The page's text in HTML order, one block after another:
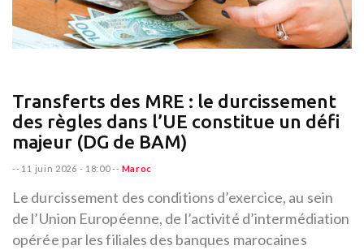
Transferts des MRE : le durcissement
des règles dans l’UE constitue un défi
majeur (DG de BAM)
-- 11 juin 2026 - 18:00-- Maroc
Le durcissement des conditions d’exercice, au sein
de l’Union Européenne, de l’activité d’intermédiation
opérée par les filiales des banques marocaines